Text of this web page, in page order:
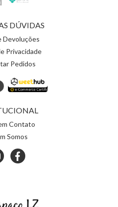
DÚVIDAS
Devoluções
Privacidade
Pedidos
Contato
Somos